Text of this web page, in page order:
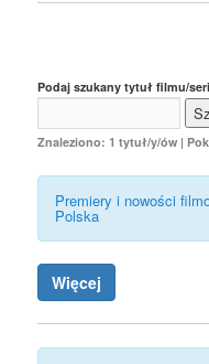
Podaj szukany tytuł filmu/
Znaleziono: 1 tytuł/y/ów |
Premiery i nowości
Polska
Więcej